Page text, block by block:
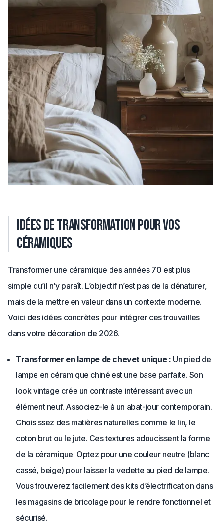
Idées de transformation pour vos
céramiques
Transformer une céramique des années 70 est plus
simple qu’il n’y paraît. L’objectif n’est pas de la dénaturer,
mais de la mettre en valeur dans un contexte moderne.
Voici des idées concrètes pour intégrer ces trouvailles
dans votre décoration de 2026.
Transformer en lampe de chevet unique : Un pied de
lampe en céramique chiné est une base parfaite. Son
look vintage crée un contraste intéressant avec un
élément neuf. Associez-le à un abat-jour contemporain.
Choisissez des matières naturelles comme le lin, le
coton brut ou le jute. Ces textures adoucissent la forme
de la céramique. Optez pour une couleur neutre (blanc
cassé, beige) pour laisser la vedette au pied de lampe.
Vous trouverez facilement des kits d’électrification dans
les magasins de bricolage pour le rendre fonctionnel et
sécurisé.